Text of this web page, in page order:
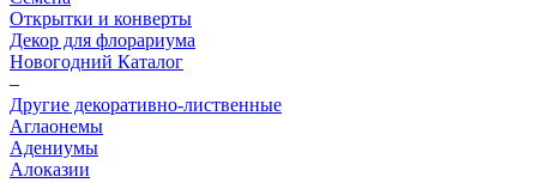
Открытки и конверты
Декор для флорариума
Новогодний Каталог
–
Другие декоративно-лиственные
Аглаонемы
Адениумы
Алоказии